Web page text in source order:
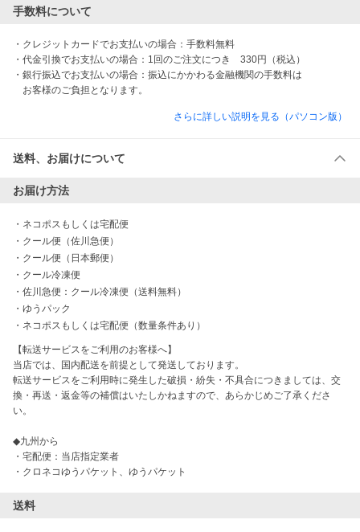
手数料について
・クレジットカードでお支払いの場合：手数料無料
・代金引換でお支払いの場合：1回のご注文につき　330円（税込）
・銀行振込でお支払いの場合：振込にかかわる金融機関の手数料は
お客様のご負担となります。
さらに詳しい説明を見る（パソコン版）
送料、お届けについて
お届け方法
・ ネコポスもしくは宅配便
・ クール便（佐川急便）
・ クール便（日本郵便）
・ クール冷凍便
・ 佐川急便：クール冷凍便（送料無料）
・ ゆうパック
・ ネコポスもしくは宅配便（数量条件あり）
【転送サービスをご利用のお客様へ】
当店では、国内配送を前提として発送しております。
転送サービスをご利用時に発生した破損・紛失・不具合につきましては、交
換・再送・返金等の補償はいたしかねますので、あらかじめご了承くださ
い。
◆九州から
・宅配便：当店指定業者
送料